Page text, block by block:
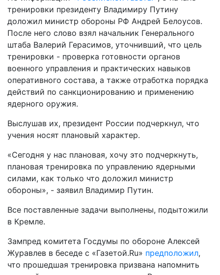
тренировки президенту Владимиру Путину
доложил министр обороны РФ Андрей Белоусов.
После него слово взял начальник Генерального
штаба Валерий Герасимов, уточнивший, что цель
тренировки - проверка готовности органов
военного управления и практических навыков
оперативного состава, а также отработка порядка
действий по санкционированию и применению
ядерного оружия.
Выслушав их, президент России подчеркнул, что
учения носят плановый характер.
«Сегодня у нас плановая, хочу это подчеркнуть,
плановая тренировка по управлению ядерными
силами, как только что доложил министр
обороны», - заявил Владимир Путин.
Все поставленные задачи выполнены, подытожили
в Кремле.
Зампред комитета Госдумы по обороне Алексей
Журавлев в беседе с «Газетой.Ru» предположил,
что прошедшая тренировка призвана напомнить